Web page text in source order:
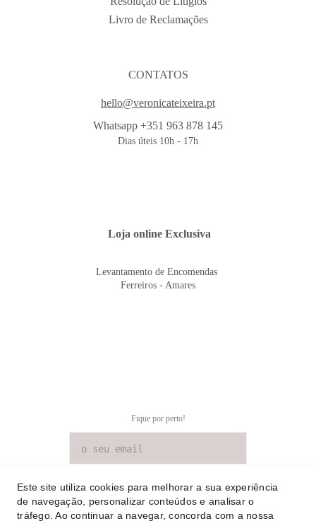
Fique por perto!
Loja online Exclusiva
Livro de Reclamações
CONTATOS
Whatsapp +351 963 878 145
Dias úteis 10h - 17h
hello@veronicateixeira.pt
Levantamento de Encomendas
Ferreiros - Amares
Este site utiliza cookies para melhorar a sua experiência
de navegação, personalizar conteúdos e analisar o
tráfego. Ao continuar a navegar, concorda com a nossa